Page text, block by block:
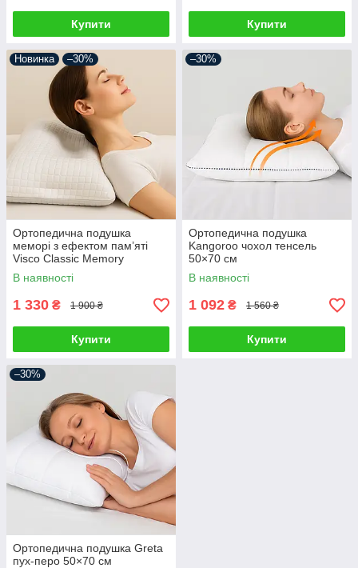
Купити Купити
Новинка –30%
Ортопедична подушка
меморі з ефектом пам’яті
Visco Classic Memory
40×60см
В наявності
1 330 ₴ 1 900 ₴
Купити
–30%
Ортопедична подушка
Kangoroo чохол тенсель
50×70 см
В наявності
1 092 ₴ 1 560 ₴
Купити
–30%
Ортопедична подушка Greta
пух-перо 50×70 см